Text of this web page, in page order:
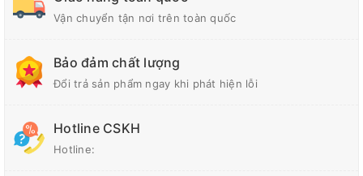
Vận chuyển tận nơi trên toàn quốc
Bảo đảm chất lượng
Đổi trả sản phẩm ngay khi phát hiện lỗi
Hotline CSKH
Hotline: